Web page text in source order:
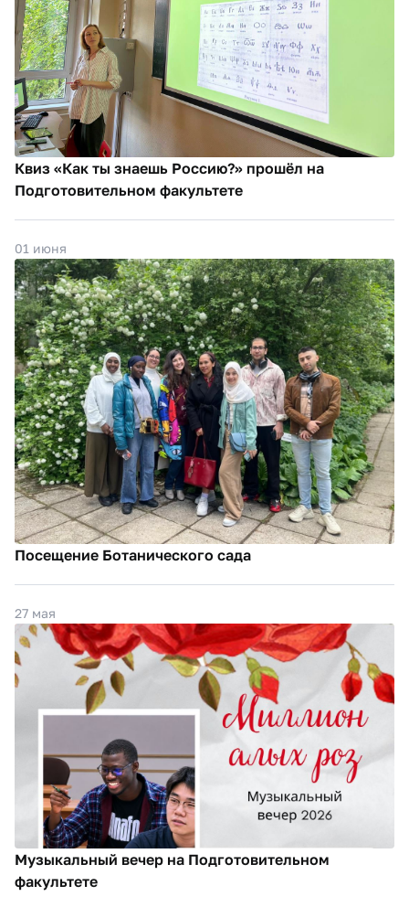
Квиз «Как ты знаешь Россию?» прошёл на
Подготовительном факультете
01 июня
Посещение Ботанического сада
27 мая
Музыкальный вечер на Подготовительном
факультете